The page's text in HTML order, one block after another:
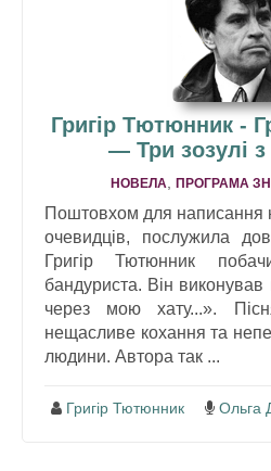
Григір Тютюнник -
— Три зозулі
НОВЕЛА, ПРОГРАМА
Поштовхом для написання
очевидців, послужила
Григір Тютюнник
бандуриста. Він виконував
через мою хату...».
нещасливе кохання та
людини. Автора так ...
Григір Тютюнник Ольга